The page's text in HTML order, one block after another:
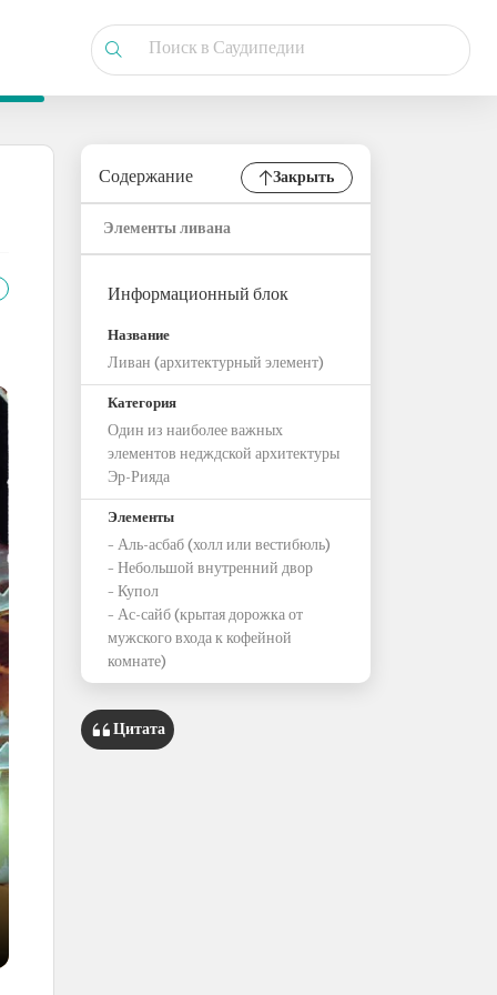
Содержание Закрыть
Элементы ливана
Информационный блок
Название
Ливан (архитектурный элемент)
Категория
Один из наиболее важных
элементов недждской архитектуры
Эр-Рияда
Элементы
– Аль-асбаб (холл или вестибюль)
– Небольшой внутренний двор
– Купол
– Ас-сайб (крытая дорожка от
мужского входа к кофейной
комнате)
Цитата